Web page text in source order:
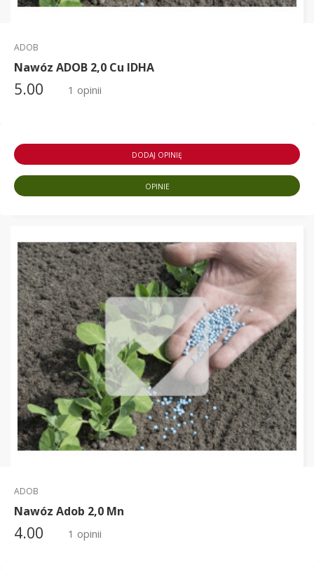
ADOB
Nawóz ADOB 2,0 Cu IDHA
5.00 1 opinii
DODAJ OPINIĘ
OPINIE
ADOB
Nawóz Adob 2,0 Mn
4.00 1 opinii